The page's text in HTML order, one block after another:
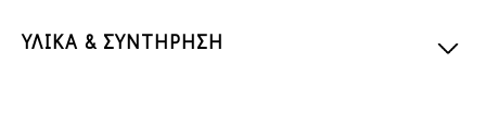
ΥΛΙΚΑ & ΣΥΝΤΗΡΗΣΗ